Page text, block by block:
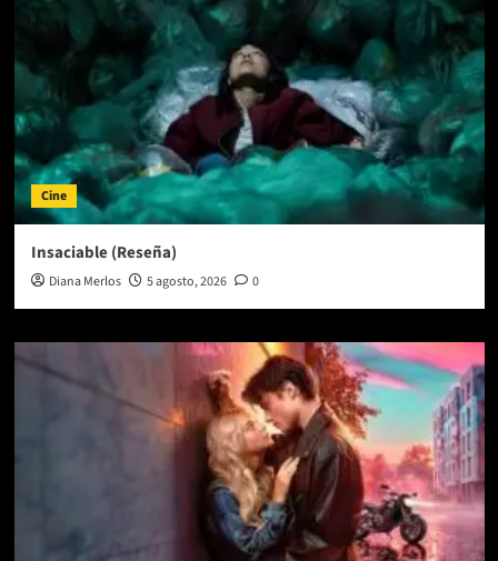
Cine
Insaciable (Reseña)
Diana Merlos 5 agosto, 2026 0